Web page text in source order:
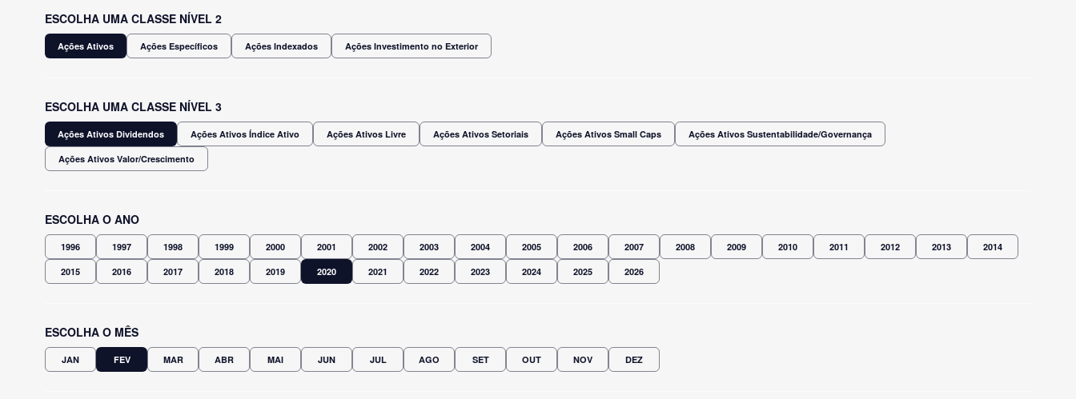
ESCOLHA UMA CLASSE NÍVEL 2
Ações Ativos Ações Específicos Ações Indexados Ações Investimento no Exterior
ESCOLHA UMA CLASSE NÍVEL 3
Ações Ativos Dividendos Ações Ativos Índice Ativo Ações Ativos Livre Ações Ativos Setoriais Ações Ativos Small Caps Ações Ativos Sustentabilidade/Governança
Ações Ativos Valor/Crescimento
ESCOLHA O ANO
1996 1997 1998 1999 2000 2001 2002 2003 2004 2005 2006 2007 2008 2009 2010 2011 2012 2013 2014
2015 2016 2017 2018 2019 2020 2021 2022 2023 2024 2025 2026
ESCOLHA O MÊS
JAN FEV MAR ABR MAI JUN JUL AGO SET OUT NOV DEZ